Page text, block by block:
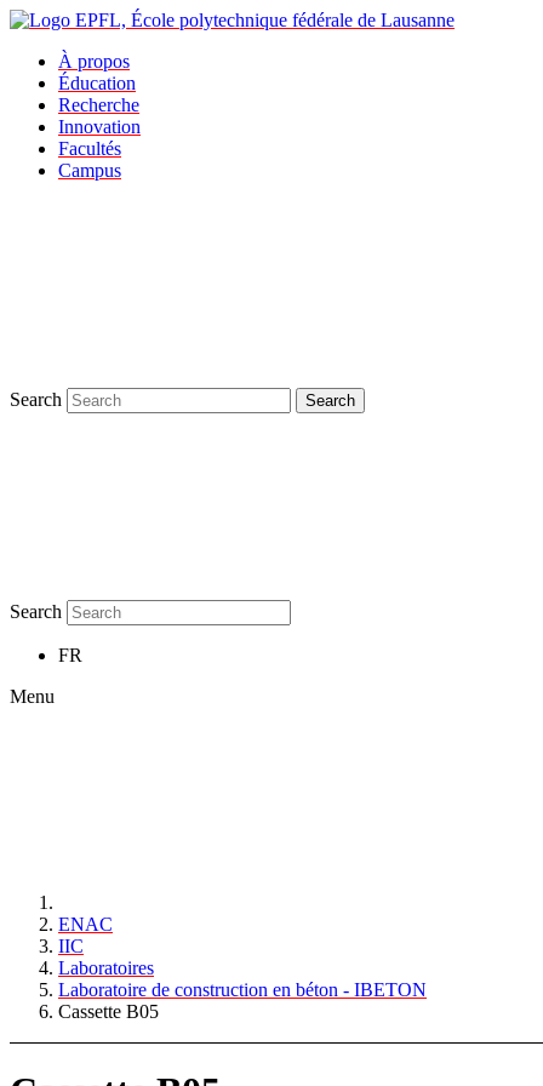
À propos
Éducation
Recherche
Innovation
Facultés
Campus
Search Search
Search
FR
Menu
ENAC
IIC
Laboratoires
Laboratoire de construction en béton - IBETON
Cassette B05